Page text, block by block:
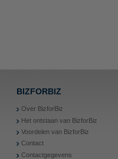
BIZFORBIZ
Over BizforBiz
Het ontstaan van BizforBiz
Voordelen van BizforBiz
Contact
Contactgegevens